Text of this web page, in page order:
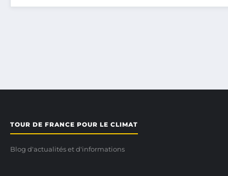
TOUR DE FRANCE POUR LE CLIMAT
Blog d'actualités et d'informations